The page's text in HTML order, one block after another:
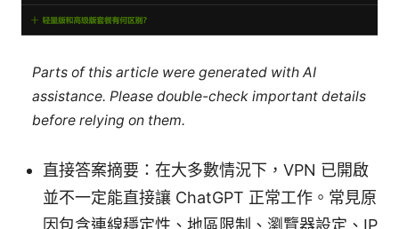
Parts of this article were generated with AI
assistance. Please double-check important details
before relying on them.
直接答案摘要：在大多數情況下，VPN 已開啟
並不一定能直接讓 ChatGPT 正常工作。常見原
因包含連線穩定性、地區限制、瀏覽器設定、IP